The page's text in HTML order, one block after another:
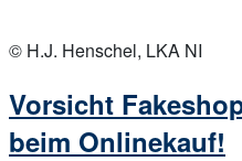
post
© H.J. Henschel, LKA NI
Vorsicht
beim Onlinekauf!